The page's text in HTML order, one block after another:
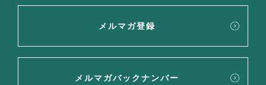
メルマガ登録
メルマガバックナンバー